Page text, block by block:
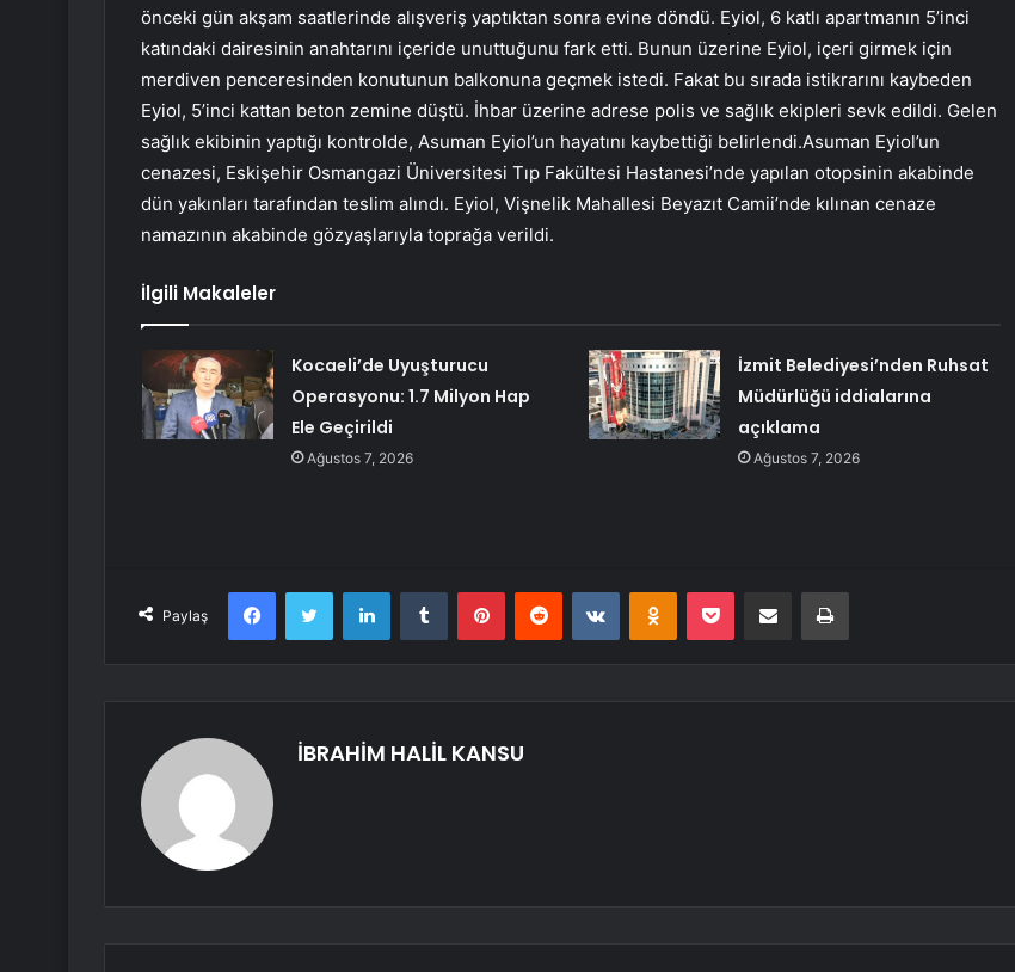
önceki gün akşam saatlerinde alışveriş yaptıktan sonra evine döndü. Eyiol, 6 katlı apartmanın 5’inci
katındaki dairesinin anahtarını içeride unuttuğunu fark etti. Bunun üzerine Eyiol, içeri girmek için
merdiven penceresinden konutunun balkonuna geçmek istedi. Fakat bu sırada istikrarını kaybeden
Eyiol, 5’inci kattan beton zemine düştü. İhbar üzerine adrese polis ve sağlık ekipleri sevk edildi. Gelen
sağlık ekibinin yaptığı kontrolde, Asuman Eyiol’un hayatını kaybettiği belirlendi.Asuman Eyiol’un
cenazesi, Eskişehir Osmangazi Üniversitesi Tıp Fakültesi Hastanesi’nde yapılan otopsinin akabinde
dün yakınları tarafından teslim alındı. Eyiol, Vişnelik Mahallesi Beyazıt Camii’nde kılınan cenaze
namazının akabinde gözyaşlarıyla toprağa verildi.
İlgili Makaleler
Kocaeli’de Uyuşturucu
Operasyonu: 1.7 Milyon Hap
Ele Geçirildi
Ağustos 7, 2026
İzmit Belediyesi’nden Ruhsat
Müdürlüğü iddialarına
açıklama
Ağustos 7, 2026
Paylaş
FacebookTwitter LinkedInTumblr PinterestReddit VKontakteOdnoklassniki
Pocket E-Posta ile paylaş Yazdır
İBRAHİM HALİL KANSU